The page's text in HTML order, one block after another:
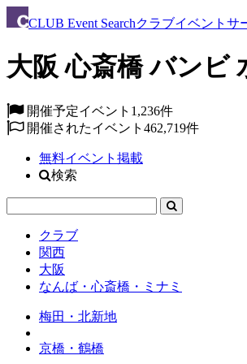
CLUB Event Searchクラブイベントサ
大阪 心斎橋 バンビ
開催予定イベント 1,236件
開催されたイベント 462,719件
無料イベント掲載
検索
クラブ
関西
大阪
なんば・心斎橋・ミナミ
梅田・北新地
京橋・鶴橋